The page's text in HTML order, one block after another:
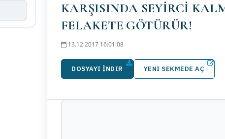
KARŞISINDA SEYİRCİ
FELAKETE GÖTÜRÜR!
13.12.2017 16:01:08
DOSYAYI İNDIR YENI SEKMEDE AÇ